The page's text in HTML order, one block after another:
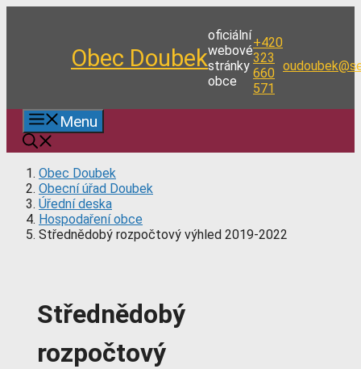
Obec Doubek
oficiální
webové
stránky
obce
+420
323
660
571
Menu
Obec Doubek
Obecní úřad Doubek
Úřední deska
Hospodaření obce
Střednědobý rozpočtový výhled 2019-2022
Střednědobý
rozpočtový